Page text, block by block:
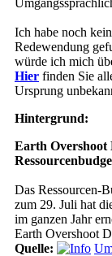
Ich habe noch
Redewendung
würde ich mich
Hier finden Sie
Ursprung
Hintergrund:
Earth Overshoot
Das Ressourcen-
zum 29. Juli hat
im ganzen Jahr
Earth Overshoot
Quelle: